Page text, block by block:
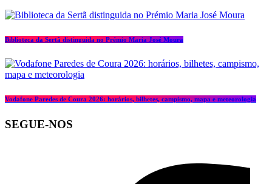
Biblioteca da Sertã distinguida no Prémio Maria José Moura
Vodafone Paredes de Coura 2026: horários, bilhetes, campismo, mapa e meteorologia
SEGUE-NOS